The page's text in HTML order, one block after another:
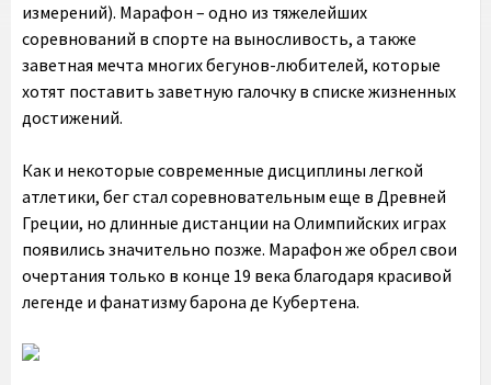
измерений). Марафон – одно из тяжелейших
соревнований в спорте на выносливость, а также
заветная мечта многих бегунов-любителей, которые
хотят поставить заветную галочку в списке жизненных
достижений.
Как и некоторые современные дисциплины легкой
атлетики, бег стал соревновательным еще в Древней
Греции, но длинные дистанции на Олимпийских играх
появились значительно позже. Марафон же обрел свои
очертания только в конце 19 века благодаря красивой
легенде и фанатизму барона де Кубертена.